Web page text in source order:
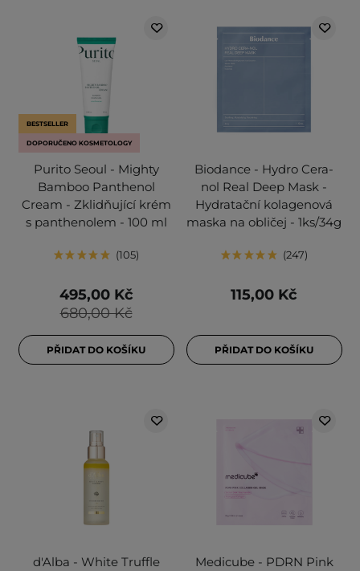
BESTSELLER
DOPORUČENO KOSMETOLOGY
Purito Seoul - Mighty
Bamboo Panthenol
Cream - Zklidňující krém
s panthenolem - 100 ml
105
680,00 Kč
495,00 Kč
PŘIDAT DO KOŠÍKU
Biodance - Hydro Cera-
nol Real Deep Mask -
Hydratační kolagenová
maska na obličej - 1ks/34g
247
115,00 Kč
PŘIDAT DO KOŠÍKU
d'Alba - White Truffle
Medicube - PDRN Pink